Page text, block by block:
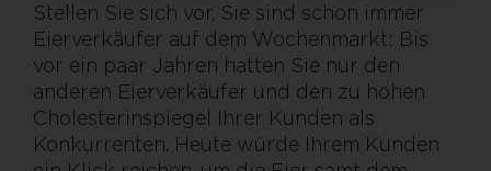
Stellen Sie sich vor, Sie sind schon immer
Eierverkäufer auf dem Wochenmarkt: Bis
vor ein paar Jahren hatten Sie nur den
anderen Eierverkäufer und den zu hohen
Cholesterinspiegel Ihrer Kunden als
Konkurrenten. Heute würde Ihrem Kunden